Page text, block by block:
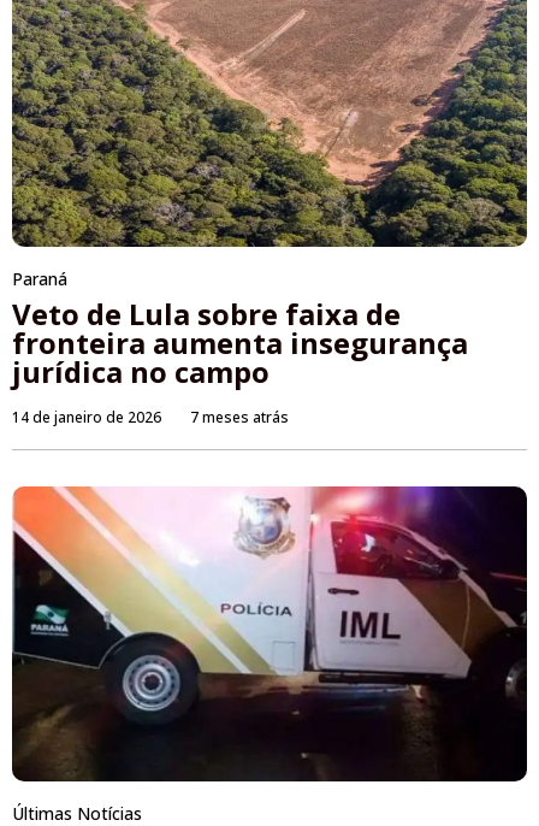
Paraná
Veto de Lula sobre faixa de
fronteira aumenta insegurança
jurídica no campo
14 de janeiro de 2026 7 meses atrás
Últimas Notícias